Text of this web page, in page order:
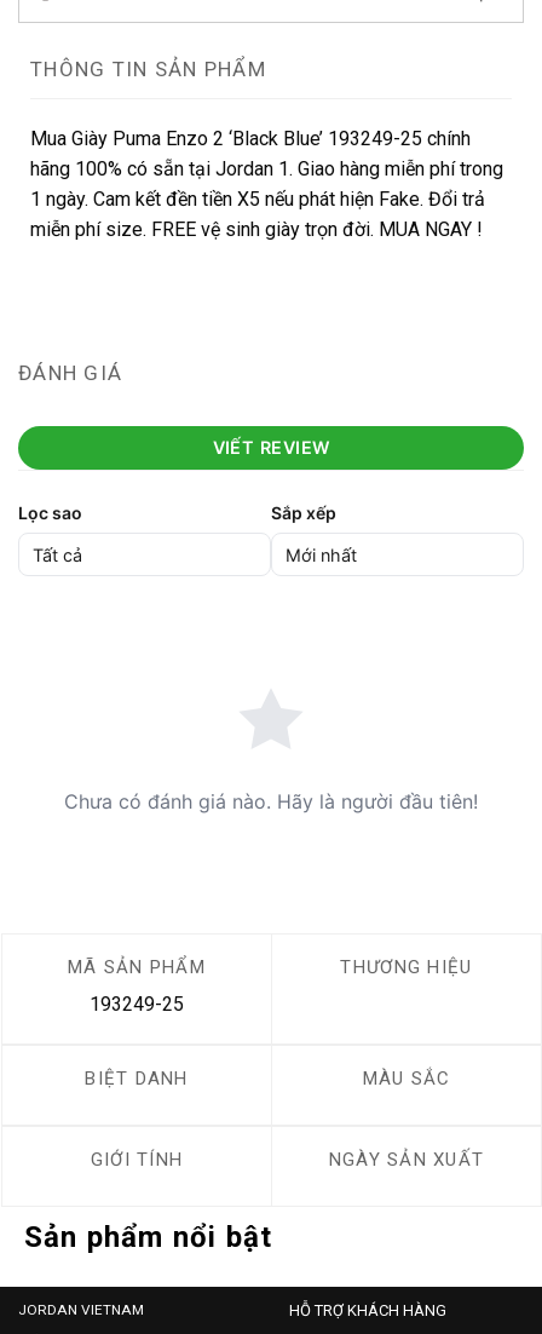
THÔNG TIN SẢN PHẨM
Mua Giày Puma Enzo 2 ‘Black Blue’ 193249-25 chính
hãng 100% có sẵn tại Jordan 1. Giao hàng miễn phí trong
1 ngày. Cam kết đền tiền X5 nếu phát hiện Fake. Đổi trả
miễn phí size. FREE vệ sinh giày trọn đời. MUA NGAY !
ĐÁNH GIÁ
VIẾT REVIEW
Lọc sao Sắp xếp
Chưa có đánh giá nào. Hãy là người đầu tiên!
MÃ SẢN PHẨM
193249-25
THƯƠNG HIỆU
BIỆT DANH MÀU SẮC
GIỚI TÍNH NGÀY SẢN XUẤT
Sản phẩm nổi bật
JORDAN VIETNAM HỖ TRỢ KHÁCH HÀNG